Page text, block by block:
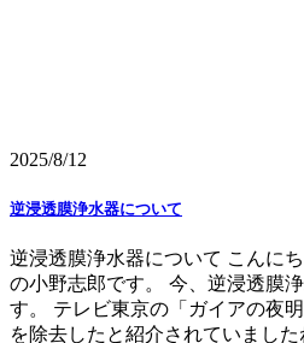
2025/8/12
逆浸透膜浄水器について
逆浸透膜浄水器について こんに
の小野志郎です。 今、逆浸透膜
す。 テレビ東京の「ガイアの夜
を除去したと紹介されていまし